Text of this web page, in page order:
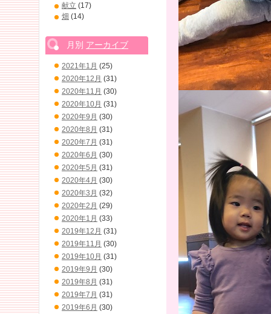
献立 (17)
畑 (14)
月別 アーカイブ
2021年1月 (25)
2020年12月 (31)
2020年11月 (30)
2020年10月 (31)
2020年9月 (30)
2020年8月 (31)
2020年7月 (31)
2020年6月 (30)
2020年5月 (31)
2020年4月 (30)
2020年3月 (32)
2020年2月 (29)
2020年1月 (33)
2019年12月 (31)
2019年11月 (30)
2019年10月 (31)
2019年9月 (30)
2019年8月 (31)
2019年7月 (31)
2019年6月 (30)